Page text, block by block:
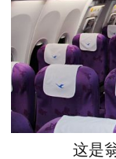
这是翁